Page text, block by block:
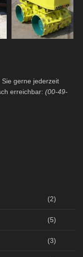
gerne jederzeit
erreichbar: (00-49-
(2)
(5)
(3)